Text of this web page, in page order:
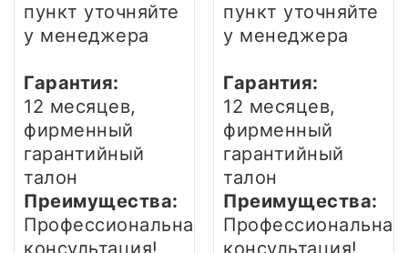
пункт уточняйте
у менеджера
Гарантия:
12 месяцев,
фирменный
гарантийный
талон
Преимущества:
Профессиональная
консультация!
пункт уточняйте
у менеджера
Гарантия:
12 месяцев,
фирменный
гарантийный
талон
Преимущества:
Профессиональная
консультация!